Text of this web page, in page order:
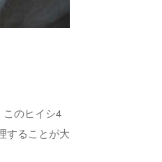
のヒイシ4
することが大